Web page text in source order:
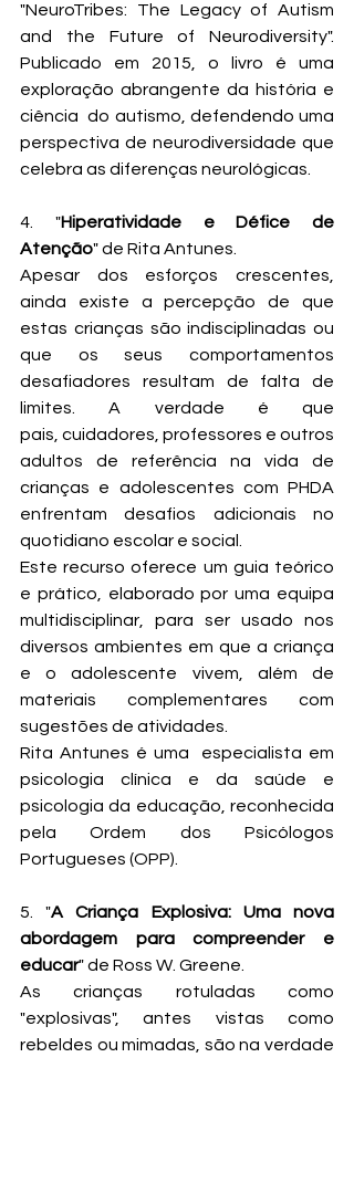
"NeuroTribes: The Legacy of Autism
and the Future of Neurodiversity".
Publicado em 2015, o livro é uma
exploração abrangente da história e
ciência  do autismo, defendendo uma
perspectiva de neurodiversidade que
celebra as diferenças neurológicas.
4. "Hiperatividade e Défice de
Atenção" de Rita Antunes.
Apesar dos esforços crescentes,
ainda existe a percepção de que
estas crianças são indisciplinadas ou
que os seus comportamentos
desafiadores resultam de falta de
limites. A verdade é que
pais, cuidadores, professores e outros
adultos de referência na vida de
crianças e adolescentes com PHDA
enfrentam desafios adicionais no
quotidiano escolar e social.
Este recurso oferece um guia teórico
e prático, elaborado por uma equipa
multidisciplinar, para ser usado nos
diversos ambientes em que a criança
e o adolescente vivem, além de
materiais complementares com
sugestões de atividades.
Rita Antunes é uma  especialista em
psicologia clínica e da saúde e
psicologia da educação, reconhecida
pela Ordem dos Psicólogos
Portugueses (OPP).
5. "A Criança Explosiva: Uma nova
abordagem para compreender e
educar" de Ross W. Greene.
As crianças rotuladas como
"explosivas", antes vistas como
rebeldes ou mimadas, são na verdade